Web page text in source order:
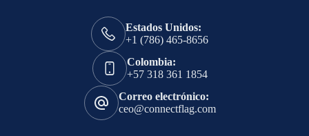
Estados Unidos:
+1 (786) 465-8656
Colombia:
+57 318 361 1854
Correo electrónico:
ceo@connectflag.com